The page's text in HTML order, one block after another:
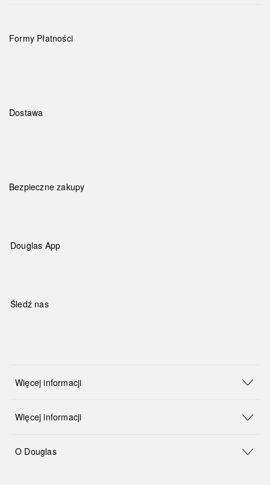
Formy Płatności
Dostawa
Bezpieczne zakupy
Douglas App
Śledź nas
Więcej informacji
Więcej informacji
O Douglas